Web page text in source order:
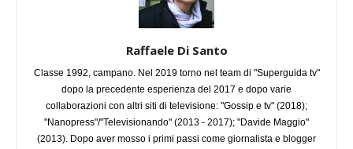
Raffaele Di Santo
Classe 1992, campano. Nel 2019 torno nel team di "Superguida tv"
dopo la precedente esperienza del 2017 e dopo varie
collaborazioni con altri siti di televisione: "Gossip e tv" (2018);
"Nanopress"/"Televisionando" (2013 - 2017); "Davide Maggio"
(2013). Dopo aver mosso i primi passi come giornalista e blogger